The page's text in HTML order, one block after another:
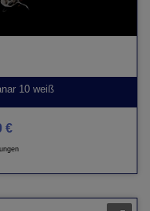
10 weiß
€